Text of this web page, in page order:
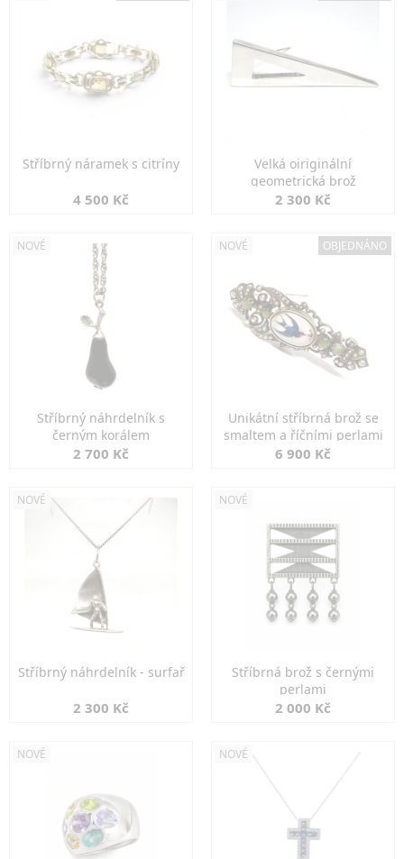
Stříbrný náramek s citríny
4 500 Kč
Velká oiriginální
geometrická brož
2 300 Kč
NOVÉ
Stříbrný náhrdelník s
černým korálem
2 700 Kč
NOVÉ OBJEDNÁNO
Unikátní stříbrná brož se
smaltem a říčními perlami
6 900 Kč
NOVÉ
Stříbrný náhrdelník - surfař
2 300 Kč
NOVÉ
Stříbrná brož s černými
perlami
2 000 Kč
NOVÉ NOVÉ